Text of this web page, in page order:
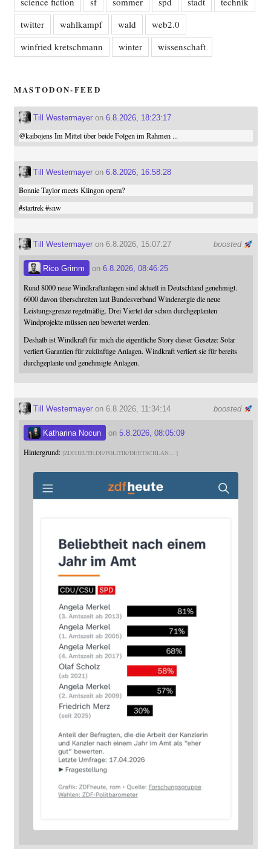
twitter
wahlkampf wald
web2.0
winfried kretschmann
winter wissenschaft
MASTODON-FEED
Till Westermayeron 6.8.2026, 18:23:17
@kaibojensIm Mittel über beide Folgen im Rahmen ...
Till Westermayeron 6.8.2026, 16:58:28
Bonnie Taylor meets Klingon opera?
#startrek #snw
boosted
Till Westermayeron 6.8.2026, 15:07:27
Rico Grimm on 6.8.2026, 08:46:25
Rund 8000 neue Windkraftanlagen sind aktuell in Deutschland genehmigt.
6000 davon überschreiten laut Bundesverband Windenergie die neue
Leistungsgrenze regelmäßig. Drei Viertel der schon durchgeplanten
Windprojekte müssen neu bewertet werden.
Deshalb ist Windkraft für mich die eigentliche Story dieser Gesetze: Solar
verliert Garantien für zukünftige Anlagen. Windkraft verliert sie für bereits
durchgeplante und genehmigte Anlagen.
boosted
Till Westermayeron 6.8.2026, 11:34:14
Katharina Nocun on 5.8.2026, 08:05:09
Hintergrund: ZDFHEUTE.DE/POLITIK/DEUTSCHLAN